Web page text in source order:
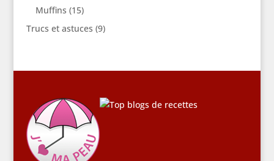
Muffins (15)
Trucs et astuces (9)